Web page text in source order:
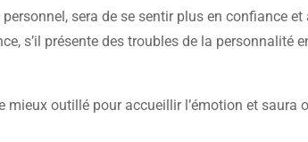
sera de se sentir plus en confiance
s’il présente des troubles de la personnalité
outillé pour accueillir l’émotion et saura